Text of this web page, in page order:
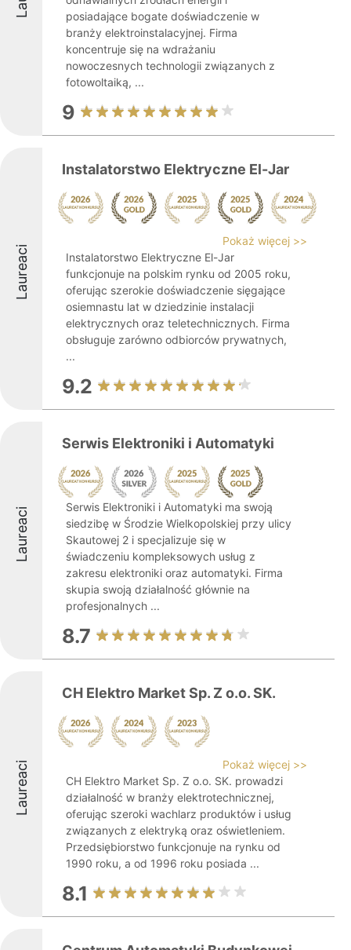
posiadające bogate doświadczenie w
branży elektroinstalacyjnej. Firma
koncentruje się na wdrażaniu
nowoczesnych technologii związanych z
fotowoltaiką, ...
9
Laureaci
Instalatorstwo Elektryczne El-Jar
Pokaż więcej >>
Instalatorstwo Elektryczne El-Jar
funkcjonuje na polskim rynku od 2005 roku,
oferując szerokie doświadczenie sięgające
osiemnastu lat w dziedzinie instalacji
elektrycznych oraz teletechnicznych. Firma
obsługuje zarówno odbiorców prywatnych,
...
9.2
Laureaci
Serwis Elektroniki i Automatyki
Serwis Elektroniki i Automatyki ma swoją
siedzibę w Środzie Wielkopolskiej przy ulicy
Skautowej 2 i specjalizuje się w
świadczeniu kompleksowych usług z
zakresu elektroniki oraz automatyki. Firma
skupia swoją działalność głównie na
profesjonalnych ...
8.7
Laureaci
CH Elektro Market Sp. Z o.o. SK.
Pokaż więcej >>
CH Elektro Market Sp. Z o.o. SK. prowadzi
działalność w branży elektrotechnicznej,
oferując szeroki wachlarz produktów i usług
związanych z elektryką oraz oświetleniem.
Przedsiębiorstwo funkcjonuje na rynku od
1990 roku, a od 1996 roku posiada ...
8.1